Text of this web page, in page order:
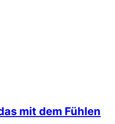
mit dem Fühlen